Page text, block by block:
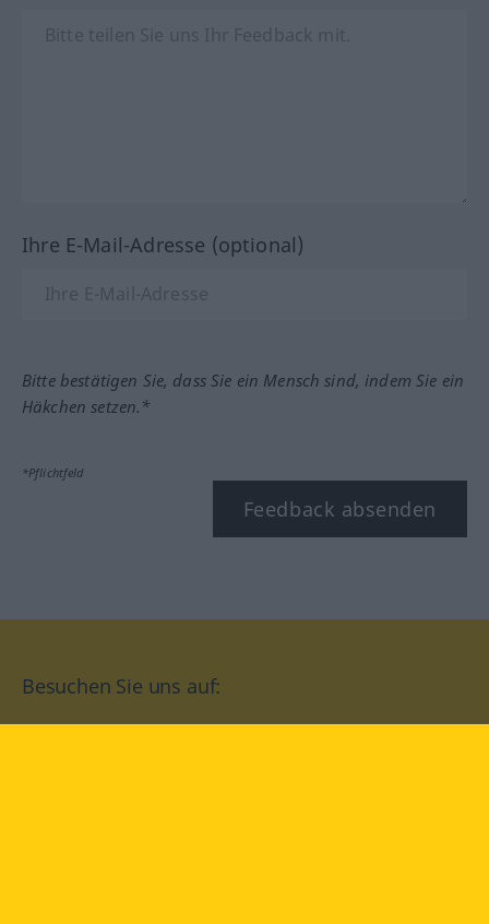
Ihre E-Mail-Adresse (optional)
Bitte bestätigen Sie, dass Sie ein Mensch sind, indem Sie ein
Häkchen setzen.*
*Pflichtfeld
Feedback absenden
Besuchen Sie uns auf: